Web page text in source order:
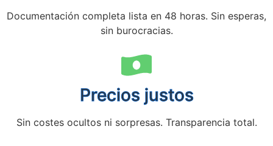
Documentación completa lista en 48 horas. Sin esperas,
sin burocracias.
Precios justos
Sin costes ocultos ni sorpresas. Transparencia total.